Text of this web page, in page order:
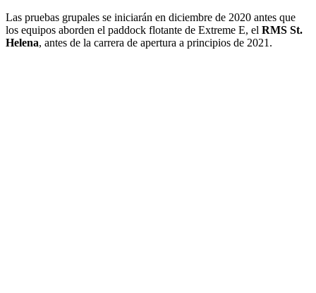
Las pruebas grupales se iniciarán en diciembre de 2020 antes que
los equipos aborden el paddock flotante de Extreme E, el RMS St.
Helena, antes de la carrera de apertura a principios de 2021.